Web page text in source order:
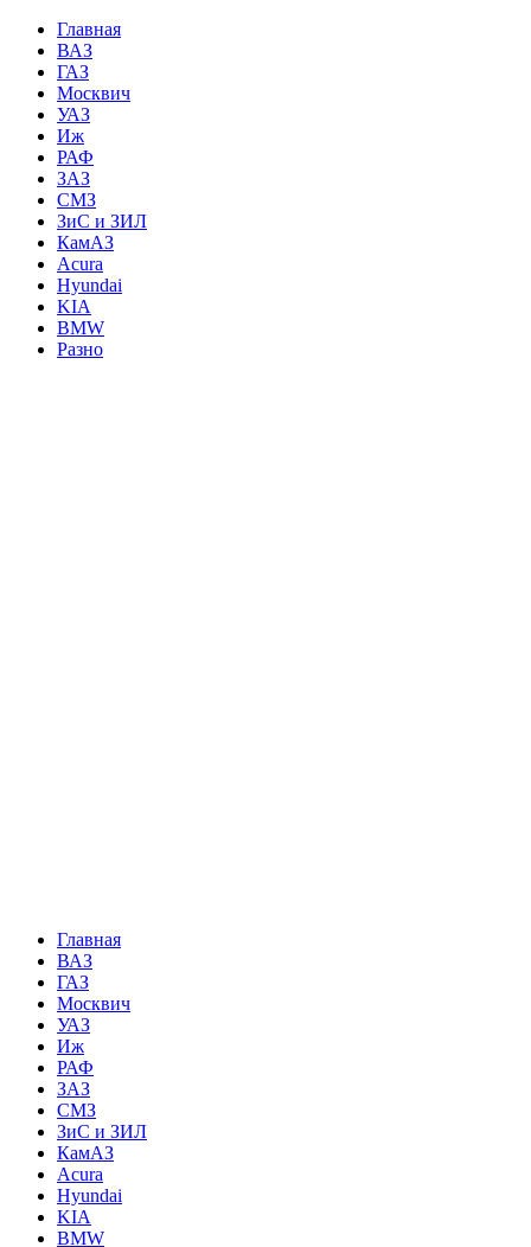
Главная
ВАЗ
ГАЗ
Москвич
УАЗ
Иж
РАФ
ЗАЗ
СМЗ
ЗиС и ЗИЛ
КамАЗ
Acura
Hyundai
KIA
BMW
Разно
Главная
ВАЗ
ГАЗ
Москвич
УАЗ
Иж
РАФ
ЗАЗ
СМЗ
ЗиС и ЗИЛ
КамАЗ
Acura
Hyundai
KIA
BMW